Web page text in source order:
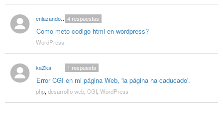
enlazandoweb
Como meto codigo html en wordpress?
4respuestas
WordPress
kaZka
Error CGI en mi página Web, 'la página ha caducado'.
1 respuesta
php, desarrollo web, CGI, WordPress